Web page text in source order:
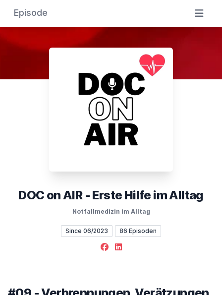
Episode
DOC on AIR - Erste Hilfe im Alltag
Notfallmedizin im Alltag
Since 06/2023 86 Episoden
Facebook
LinkedIn